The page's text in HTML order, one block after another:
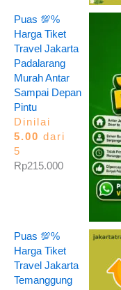
Puas 💯%
Harga Tiket
Travel Jakarta
Padalarang
Murah Antar
Sampai Depan
Pintu
Dinilai
5.00 dari
5
Rp215.000
Puas 💯%
Harga Tiket
Travel Jakarta
Temanggung